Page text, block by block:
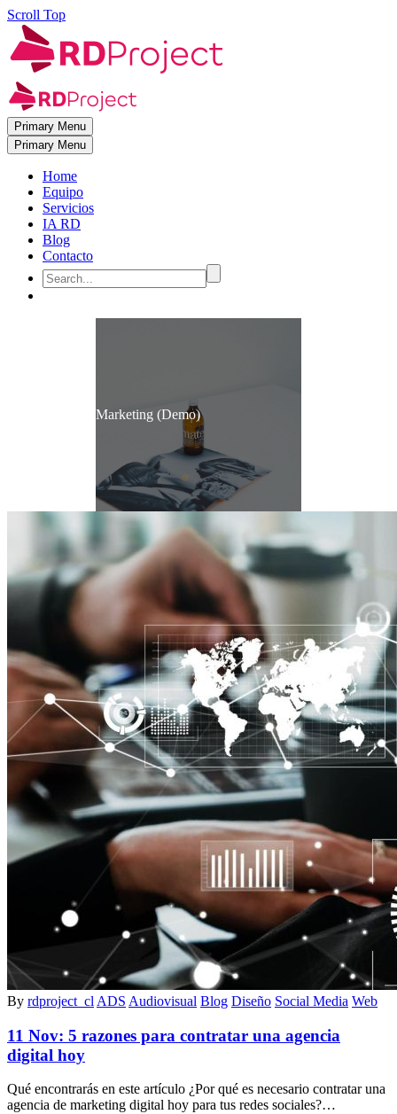
Scroll Top
Primary Menu
Primary Menu
Home
Equipo
Servicios
IA RD
Blog
Contacto
Marketing (Demo)
By rdproject_cl ADS Audiovisual Blog Diseño Social Media Web
11 Nov: 5 razones para contratar una agencia
digital hoy
Qué encontrarás en este artículo ¿Por qué es necesario contratar una
agencia de marketing digital hoy para tus redes sociales?…